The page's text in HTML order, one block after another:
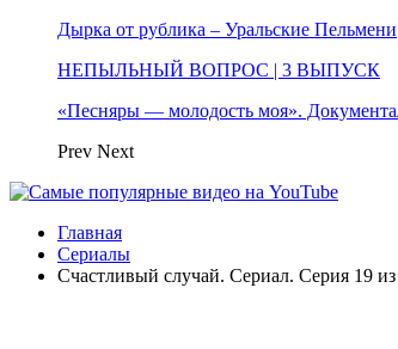
Дырка от рублика – Уральские Пельмени
НЕПЫЛЬНЫЙ ВОПРОС | 3 ВЫПУСК
«Песняры — молодость моя».
Prev Next
Главная
Сериалы
Счастливый случай. Сериал. Серия 19